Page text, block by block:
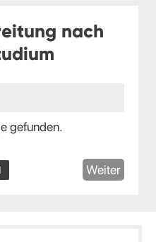
nach
gefunden.
Weiter